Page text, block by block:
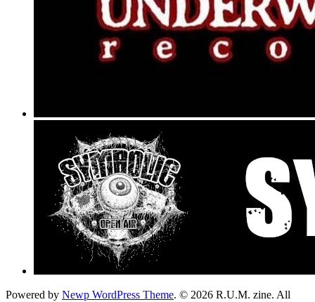
Powered by Newp WordPress Theme. © 2026 R.U.M. zine. All